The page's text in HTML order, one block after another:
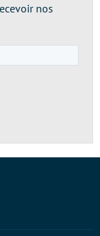
nos